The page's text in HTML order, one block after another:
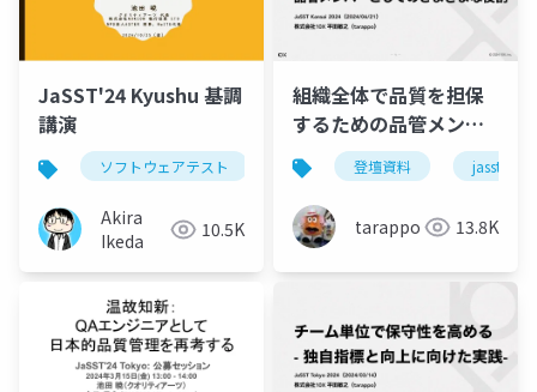
JaSST'24 Kyushu 基調
講演
ソフトウェアテスト マインドマップ jasst
Akira
Ikeda
10.5K
組織全体で品質を担保
するための品管メンバ
ーとしてのさまざまな
役割
登壇資料 jasst
tarappo 13.8K